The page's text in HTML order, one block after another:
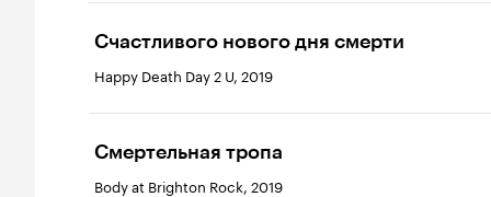
Счастливого нового дня смерти
Happy Death Day 2 U, 2019
Смертельная тропа
Body at Brighton Rock, 2019